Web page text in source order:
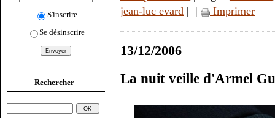
S'inscrire
Se désinscrire
Rechercher
jean-luc evard | | Imprimer
13/12/2006
La nuit veille d'Armel